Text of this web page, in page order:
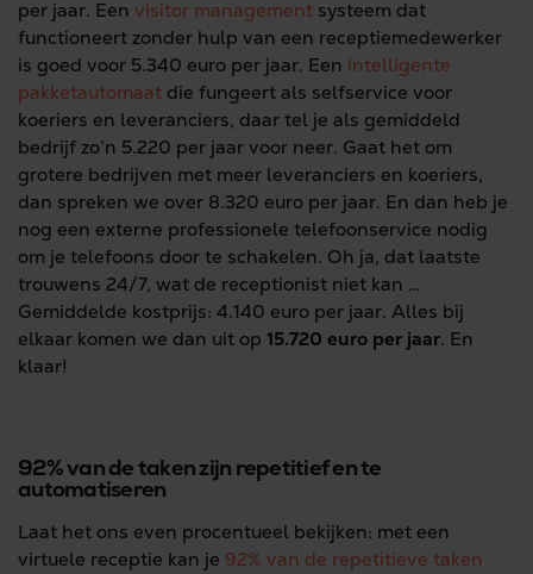
per jaar. Een visitor management systeem dat
functioneert zonder hulp van een receptiemedewerker
is goed voor 5.340 euro per jaar. Een intelligente
pakketautomaat die fungeert als selfservice voor
koeriers en leveranciers, daar tel je als gemiddeld
bedrijf zo’n 5.220 per jaar voor neer. Gaat het om
grotere bedrijven met meer leveranciers en koeriers,
dan spreken we over 8.320 euro per jaar. En dan heb je
nog een externe professionele telefoonservice nodig
om je telefoons door te schakelen. Oh ja, dat laatste
trouwens 24/7, wat de receptionist niet kan …
Gemiddelde kostprijs: 4.140 euro per jaar. Alles bij
elkaar komen we dan uit op 15.720 euro per jaar. En
klaar!
92% van de taken zijn repetitief en te
automatiseren
Laat het ons even procentueel bekijken: met een
virtuele receptie kan je 92% van de repetitieve taken